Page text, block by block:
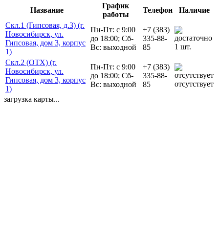
Название
График
работы
Телефон
Наличие
Скл.1 (Гипсовая, д.3) (г.
Новосибирск, ул.
Гипсовая, дом 3, корпус
1)
Пн-Пт: с 9:00
до 18:00; Сб-
Вс: выходной
+7 (383)
335-88-
85
1 шт.
Скл.2 (ОТХ) (г.
Новосибирск, ул.
Гипсовая, дом 3, корпус
1)
Пн-Пт: с 9:00
до 18:00; Сб-
Вс: выходной
+7 (383)
335-88-
85
отсутствует
загрузка карты...